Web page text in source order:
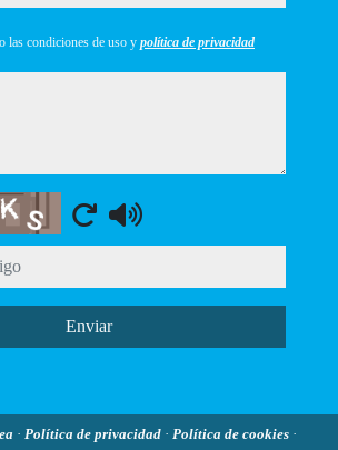
las condiciones de uso y política de privacidad
Enviar
· Política de privacidad · Política de cookies ·